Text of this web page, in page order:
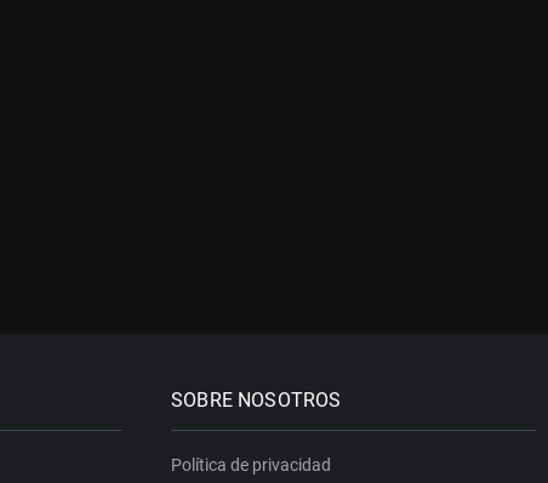
SOBRE NOSOTROS
Política de privacidad